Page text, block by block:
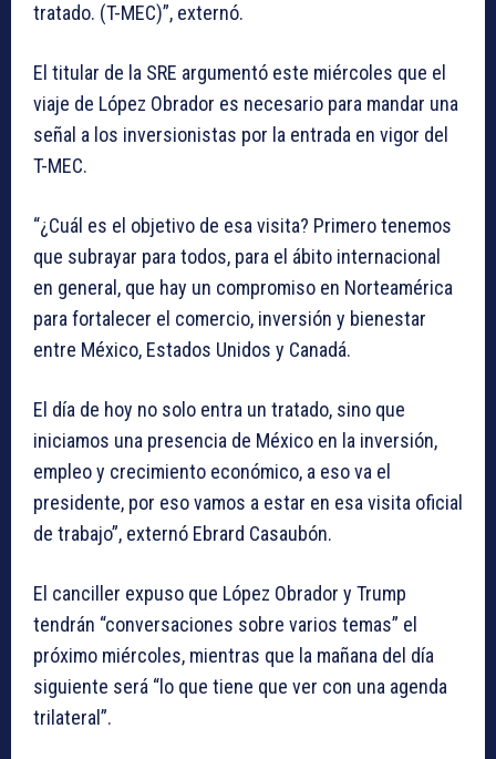
tratado. (T-MEC)”, externó.
El titular de la SRE argumentó este miércoles que el
viaje de López Obrador es necesario para mandar una
señal a los inversionistas por la entrada en vigor del
T-MEC.
“¿Cuál es el objetivo de esa visita? Primero tenemos
que subrayar para todos, para el ábito internacional
en general, que hay un compromiso en Norteamérica
para fortalecer el comercio, inversión y bienestar
entre México, Estados Unidos y Canadá.
El día de hoy no solo entra un tratado, sino que
iniciamos una presencia de México en la inversión,
empleo y crecimiento económico, a eso va el
presidente, por eso vamos a estar en esa visita oficial
de trabajo”, externó Ebrard Casaubón.
El canciller expuso que López Obrador y Trump
tendrán “conversaciones sobre varios temas” el
próximo miércoles, mientras que la mañana del día
siguiente será “lo que tiene que ver con una agenda
trilateral”.